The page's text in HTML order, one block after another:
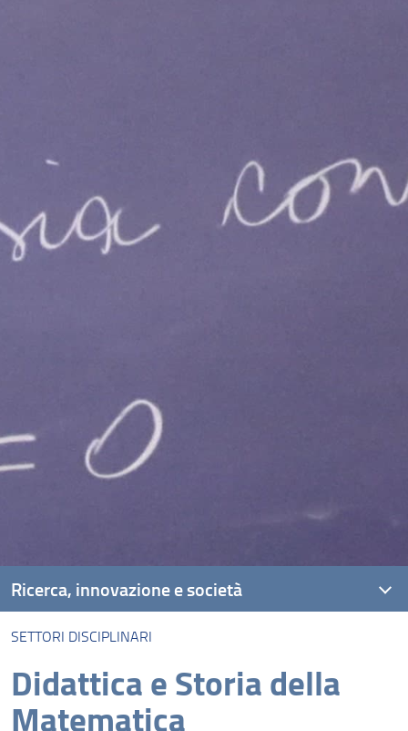
SETTORI DISCIPLINARI
Didattica e Storia della
Matematica
Ricerca, innovazione e società
Settori Disciplinari
Dottorato
Assegni di ricerca